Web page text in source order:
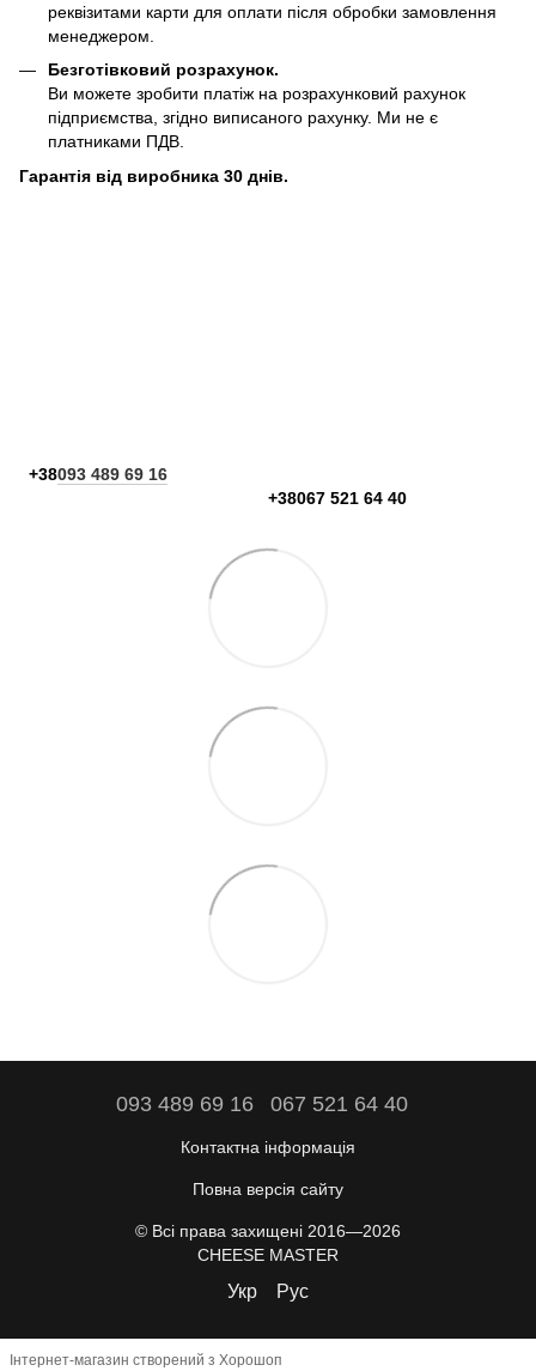
реквізитами карти для оплати після обробки замовлення
менеджером.
Безготівковий розрахунок.
Ви можете зробити платіж на розрахунковий рахунок
підприємства, згідно виписаного рахунку. Ми не є
платниками ПДВ.
Гарантія від виробника 30 днів.
+38093 489 69 16
+38067 521 64 40
093 489 69 16 067 521 64 40
Контактна інформація
Повна версія сайту
© Всі права захищені 2016—2026
CHEESE MASTER
Укр Рус
Інтернет-магазин створений з Хорошоп